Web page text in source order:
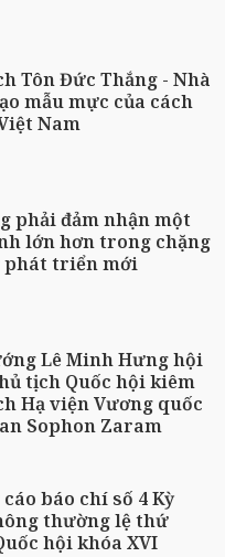
Tôn Đức Thắng - Nhà
mẫu mực của cách
Nam
phải đảm nhận một
lớn hơn trong chặng
phát triển mới
Lê Minh Hưng hội
tịch Quốc hội kiêm
Hạ viện Vương quốc
Sophon Zaram
báo chí số 4 Kỳ
thường lệ thứ
hội khóa XVI